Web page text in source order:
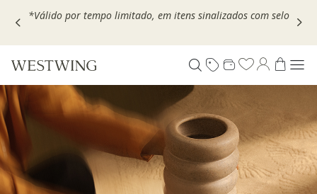
Escolha seu VOUCHER e ganhe até 30% OFF*: useMOVEL30,